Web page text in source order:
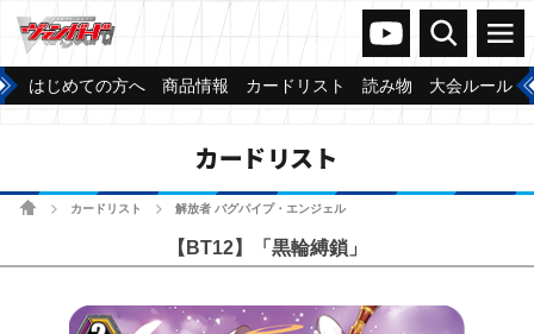
ヴァンガードch
検索 メニュー
はじめての方へ 商品情報 カードリスト 読み物 大会ルール
カードリスト
ホームカードリスト 解放者 バグパイプ・エンジェル
【BT12】「黒輪縛鎖」